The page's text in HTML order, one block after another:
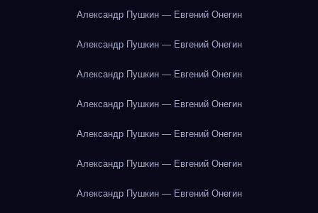
Александр Пушкин — Евгений Онегин
Александр Пушкин — Евгений Онегин
Александр Пушкин — Евгений Онегин
Александр Пушкин — Евгений Онегин
Александр Пушкин — Евгений Онегин
Александр Пушкин — Евгений Онегин
Александр Пушкин — Евгений Онегин